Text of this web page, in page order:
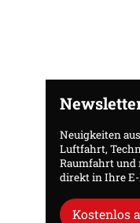
Neuigkeiten
Luftfahrt,
Raumfahrt und
direkt in Ihre
Kostenlos